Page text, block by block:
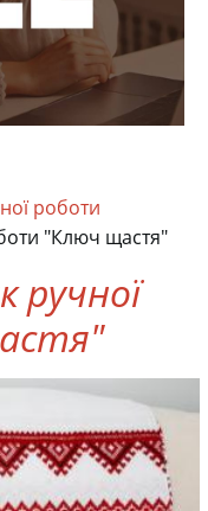
роботи
"Ключ щастя"
ручної